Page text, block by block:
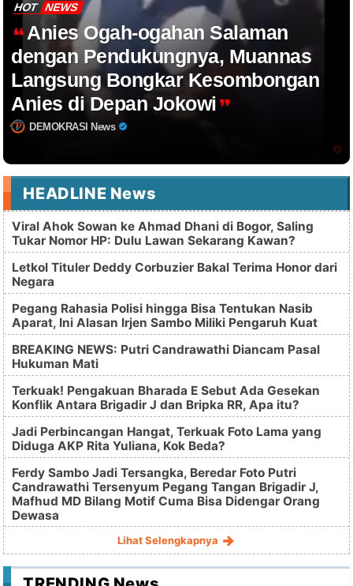
HOT NEWS
Anies Ogah-ogahan Salaman
dengan Pendukungnya, Muannas
Langsung Bongkar Kesombongan
Anies di Depan Jokowi
DEMOKRASI News
HEADLINE News
Viral Ahok Sowan ke Ahmad Dhani di Bogor, Saling
Tukar Nomor HP: Dulu Lawan Sekarang Kawan?
Letkol Tituler Deddy Corbuzier Bakal Terima Honor dari
Negara
Pegang Rahasia Polisi hingga Bisa Tentukan Nasib
Aparat, Ini Alasan Irjen Sambo Miliki Pengaruh Kuat
BREAKING NEWS: Putri Candrawathi Diancam Pasal
Hukuman Mati
Terkuak! Pengakuan Bharada E Sebut Ada Gesekan
Konflik Antara Brigadir J dan Bripka RR, Apa itu?
Jadi Perbincangan Hangat, Terkuak Foto Lama yang
Diduga AKP Rita Yuliana, Kok Beda?
Ferdy Sambo Jadi Tersangka, Beredar Foto Putri
Candrawathi Tersenyum Pegang Tangan Brigadir J,
Mafhud MD Bilang Motif Cuma Bisa Didengar Orang
Dewasa
Lihat Selengkapnya